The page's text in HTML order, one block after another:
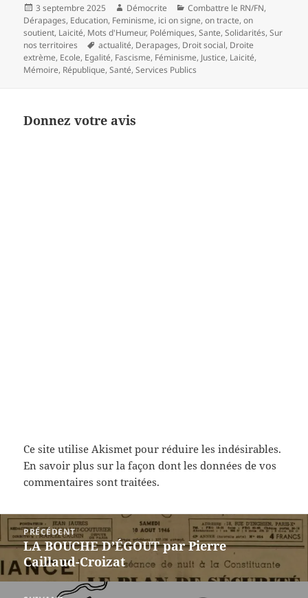
Publié
le
3 septembre 2025 Auteur
Démocrite Catégories
Combattre le RN/FN,
Dérapages, Education, Feminisme, ici on signe, on tracte, on
soutient, Laicité, Mots d'Humeur, Polémiques,Sante,Solidarités,Sur
nos territoires
Mots-
clés
actualité, Derapages, Droit social, Droite
extrème, Ecole, Egalité, Fascisme, Féminisme, Justice, Laicité,
Mémoire, République,Santé,Services Publics
Donnez votre avis
Ce site utilise Akismet pour réduire les indésirables.
En savoir plus sur la façon dont les données de vos
commentaires sont traitées.
Navigation
de
l’article
PRÉCÉDENT
Article
précédent :
LA BOUCHE D’ÉGOUT par Pierre
Caillaud-Croizat